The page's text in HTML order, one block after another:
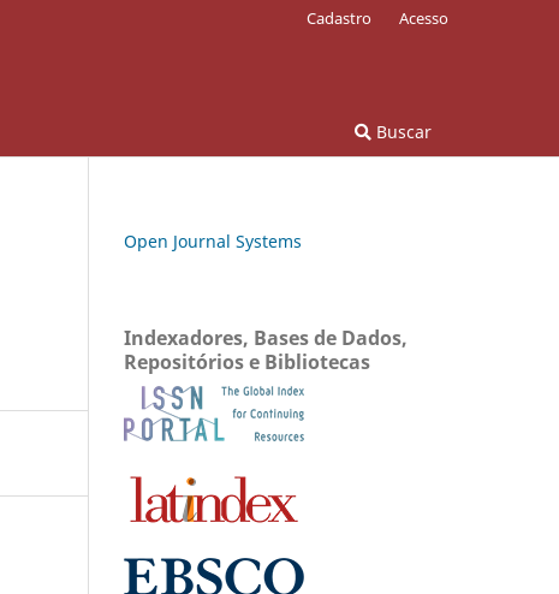
Buscar
Cadastro Acesso
Open Journal Systems
Indexadores, Bases de Dados,
Repositórios e Bibliotecas